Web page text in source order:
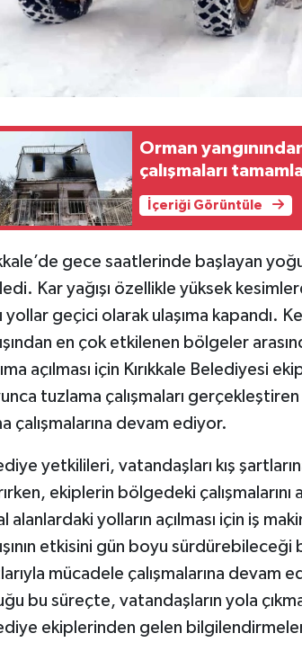
Orman
çalışmaları
İçeriği Görüntüle
gece saatlerinde başlayan
Kar yağışı özellikle yüksek
yollar geçici olarak ulaşıma kapandı.
en çok etkilenen bölgeler
açılması için Kırıkkale Belediyesi
tuzlama çalışmaları
çalışmalarına devam ediyor.
yetkilileri, vatandaşları kış
ekiplerin bölgedeki
alanlardaki yolların açılması için iş
etkisini gün boyu
mücadele çalışmalarına devam
bu süreçte, vatandaşların yola
ekiplerinden gelen